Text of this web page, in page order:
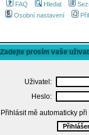
FAQ Hledat
Osobní nastavení
Zadejte prosím vaše
Uživatel:
Heslo:
Přihlásit mě automaticky